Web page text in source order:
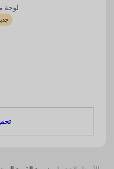
لوحة